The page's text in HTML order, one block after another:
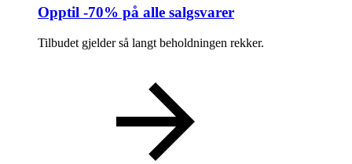
Opptil -70% på alle salgsvarer
Tilbudet gjelder så langt beholdningen rekker.